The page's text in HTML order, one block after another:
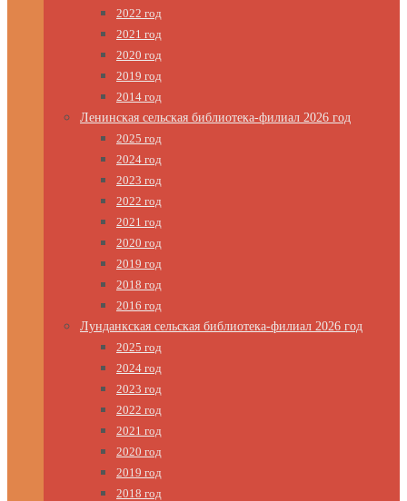
2022 год
2021 год
2020 год
2019 год
2014 год
Ленинская сельская библиотека-филиал 2026 год
2025 год
2024 год
2023 год
2022 год
2021 год
2020 год
2019 год
2018 год
2016 год
Лунданкская сельская библиотека-филиал 2026 год
2025 год
2024 год
2023 год
2022 год
2021 год
2020 год
2019 год
2018 год